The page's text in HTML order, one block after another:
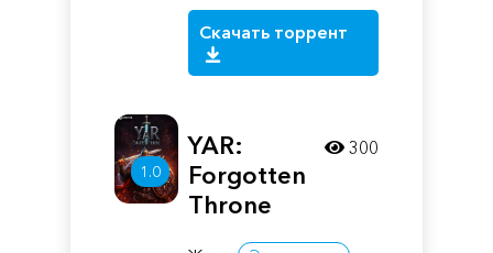
Скачать торрент
1.0
YAR:
Forgotten
Throne
300